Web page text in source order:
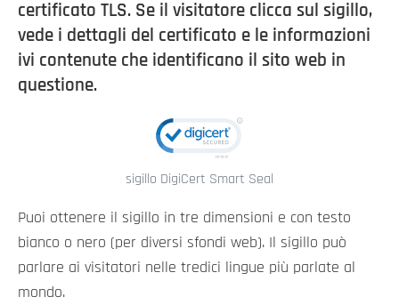
certificato TLS. Se il visitatore clicca sul sigillo,
vede i dettagli del certificato e le informazioni
ivi contenute che identificano il sito web in
questione.
sigillo DigiCert Smart Seal
Puoi ottenere il sigillo in tre dimensioni e con testo
bianco o nero (per diversi sfondi web). Il sigillo può
parlare ai visitatori nelle tredici lingue più parlate al
mondo.